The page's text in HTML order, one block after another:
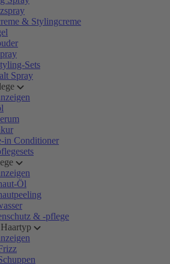
& Stylingcreme
Sets
Spray
in Conditioner
Öl
& -pflege